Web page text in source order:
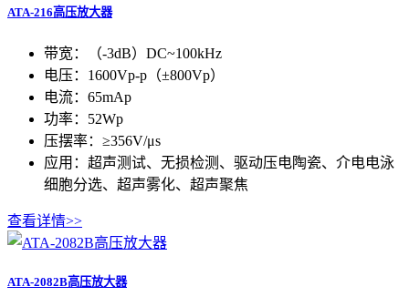
ATA-216高压放大器
带宽：（-3dB）DC~100kHz
电压：1600Vp-p（±800Vp）
电流：65mAp
功率：52Wp
压摆率：≥356V/μs
应用：超声测试、无损检测、驱动压电陶瓷、介电电泳
细胞分选、超声雾化、超声聚焦
查看详情>>
ATA-2082B高压放大器